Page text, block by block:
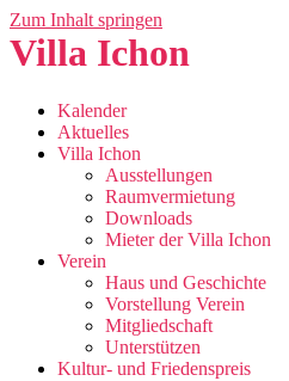
Zum Inhalt springen
Villa Ichon
Kalender
Aktuelles
Villa Ichon
Ausstellungen
Raumvermietung
Downloads
Mieter der Villa Ichon
Verein
Haus und Geschichte
Vorstellung Verein
Mitgliedschaft
Unterstützen
Kultur- und Friedenspreis